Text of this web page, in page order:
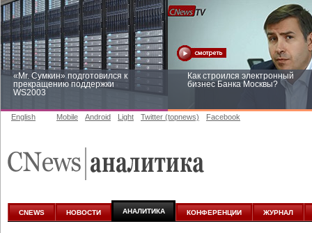
«Mr. Сумкин» подготовился к
прекращению поддержки
WS2003
Как строился электронный
бизнес Банка Москвы?
аналитике
English Mobile Android Light Twitter (topnews) Facebook
CNEWS НОВОСТИ АНАЛИТИКА КОНФЕРЕНЦИИ ЖУРНАЛ